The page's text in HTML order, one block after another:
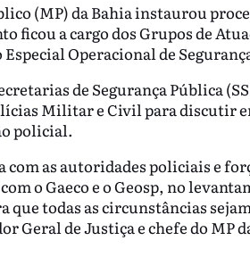
(MP) da Bahia instaurou
ficou a cargo dos Grupos de
Operacional de
de Segurança Pública
Militar e Civil para discutir
policial.
as autoridades policiais e
o Gaeco e o Geosp, no
todas as circunstâncias
Geral de Justiça e chefe do MP